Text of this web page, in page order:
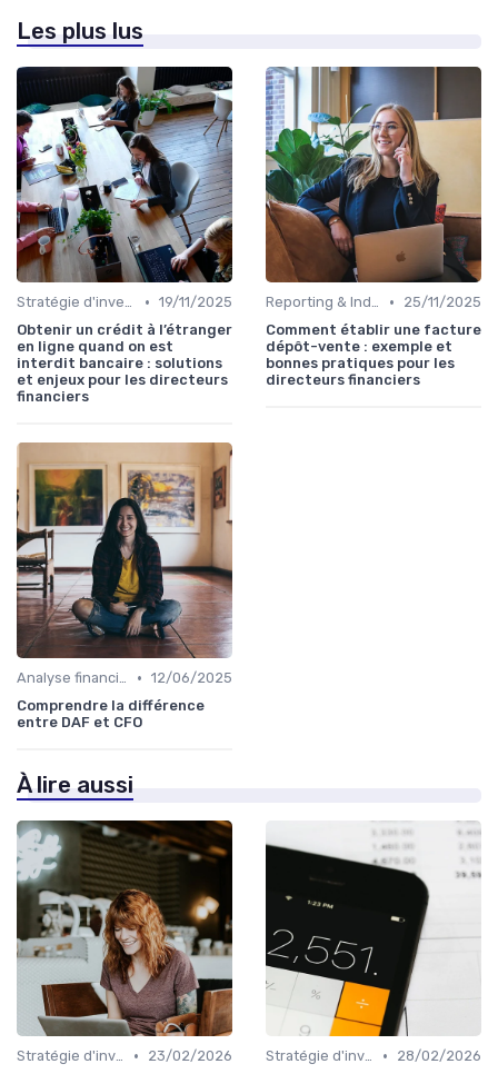
Les plus lus
Stratégie d'investissement • 19/11/2025
Obtenir un crédit à l’étranger
en ligne quand on est
interdit bancaire : solutions
et enjeux pour les directeurs
financiers
Reporting & Indicateurs •
25/11/2025
Comment établir une facture
dépôt-vente : exemple et
bonnes pratiques pour les
directeurs financiers
Analyse financière • 12/06/2025
Comprendre la différence
entre DAF et CFO
À lire aussi
Stratégie d'investissement •
23/02/2026
Stratégie d'investissement •
28/02/2026